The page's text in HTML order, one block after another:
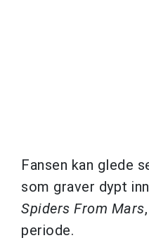
Fansen kan glede
som graver dypt
Spiders From Mars
periode.